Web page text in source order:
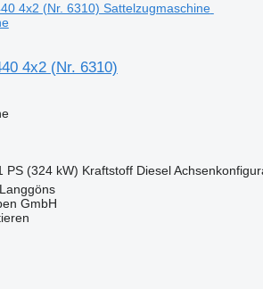
4x2 (Nr. 6310)
PS (324 kW) Kraftstoff Diesel
GmbH